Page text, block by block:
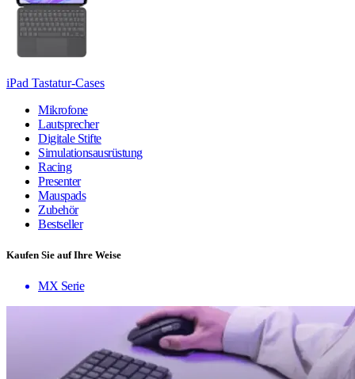
iPad Tastatur-Cases
Mikrofone
Lautsprecher
Digitale Stifte
Simulationsausrüstung
Racing
Presenter
Mauspads
Zubehör
Bestseller
Kaufen Sie auf Ihre Weise
MX Serie